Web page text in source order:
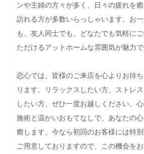
ンや主婦の方々が多く、日々の疲れを
訪れる方が多数いらっしゃいます。お
も、友人同士でも、どなたでも気軽に
ただけるアットホームな雰囲気が魅力で
恋心では、皆様のご来店を心よりお待
ります。リラックスしたい方、ストレ
したい方、ぜひ一度お越しください。
施術と温かいおもてなしで、あなたの
癒します。今なら初回のお客様には特別
ご用意しておりますので、この機会を